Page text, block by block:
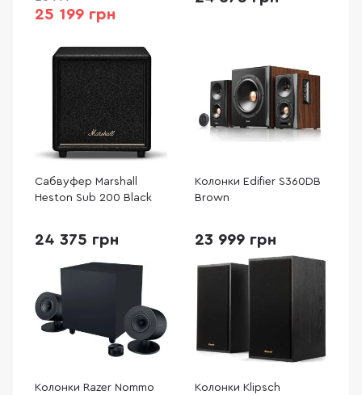
25 199 грн
Сабвуфер Marshall
Heston Sub 200 Black
24 375 грн
Колонки Edifier S360DB
Brown
23 999 грн
Колонки Razer Nommo
Колонки Klipsch